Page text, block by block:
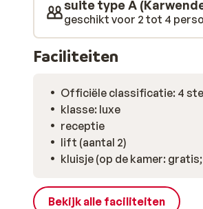
suite type A
geschikt voor 2 tot 4
Faciliteiten
Officiële classificatie: 4
klasse: luxe
receptie
lift (aantal 2)
kluisje (op de kamer:
Bekijk alle faciliteiten